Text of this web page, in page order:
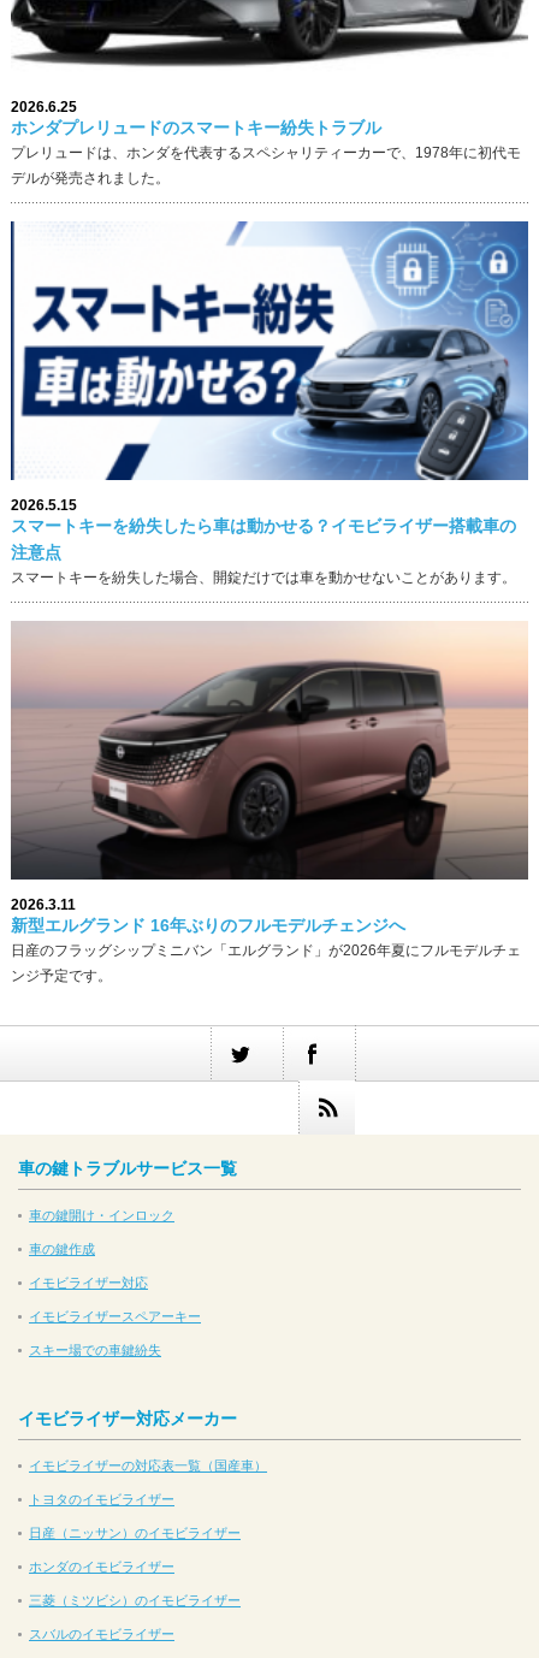
2026.6.25
ホンダプレリュードのスマートキー紛失トラブル
プレリュードは、ホンダを代表するスペシャリティーカーで、1978年に初代モ
デルが発売されました。
2026.5.15
スマートキーを紛失したら車は動かせる？イモビライザー搭載車の
注意点
スマートキーを紛失した場合、開錠だけでは車を動かせないことがあります。
2026.3.11
新型エルグランド 16年ぶりのフルモデルチェンジへ
日産のフラッグシップミニバン「エルグランド」が2026年夏にフルモデルチェ
ンジ予定です。
車の鍵トラブルサービス一覧
車の鍵開け・インロック
車の鍵作成
イモビライザー対応
イモビライザースペアーキー
スキー場での車鍵紛失
イモビライザー対応メーカー
イモビライザーの対応表一覧（国産車）
トヨタのイモビライザー
日産（ニッサン）のイモビライザー
ホンダのイモビライザー
三菱（ミツビシ）のイモビライザー
スバルのイモビライザー